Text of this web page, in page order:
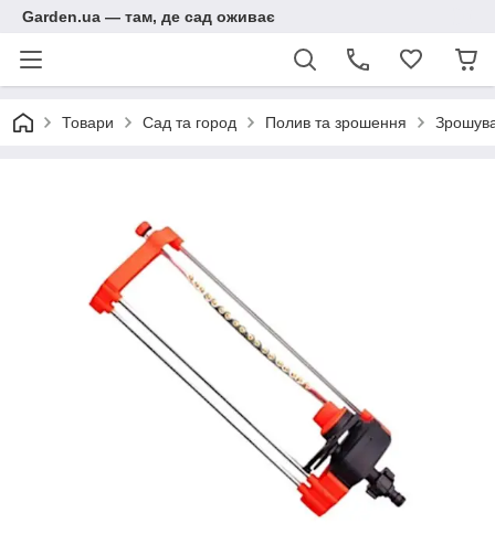
Garden.ua — там, де сад оживає
Товари Сад та город Полив та зрошення